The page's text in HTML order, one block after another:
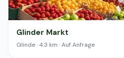
Glinder Markt
Glinde · 4.3 km · Auf Anfrage